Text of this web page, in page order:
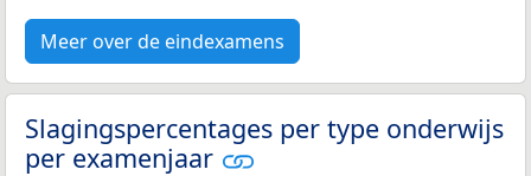
Meer over de eindexamens
Slagingspercentages per type onderwijs
per examenjaar